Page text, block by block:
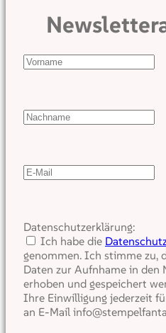
Datenschutzerklärung:
Ich habe die
genommen. Ich stimme zu,
Daten zur Aufnhame in den
erhoben und gespeichert
Ihre Einwilligung jederzeit
an E-Mail